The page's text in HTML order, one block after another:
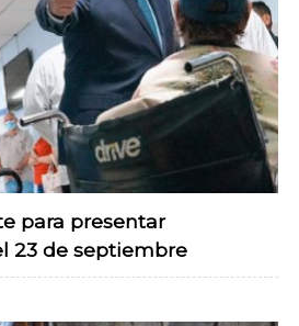
para presentar
23 de septiembre